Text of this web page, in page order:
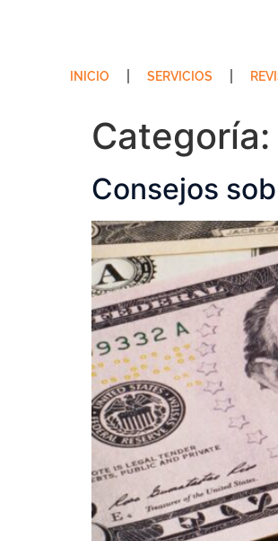
INICIO SERVICIOS
Categoría:
Consejos